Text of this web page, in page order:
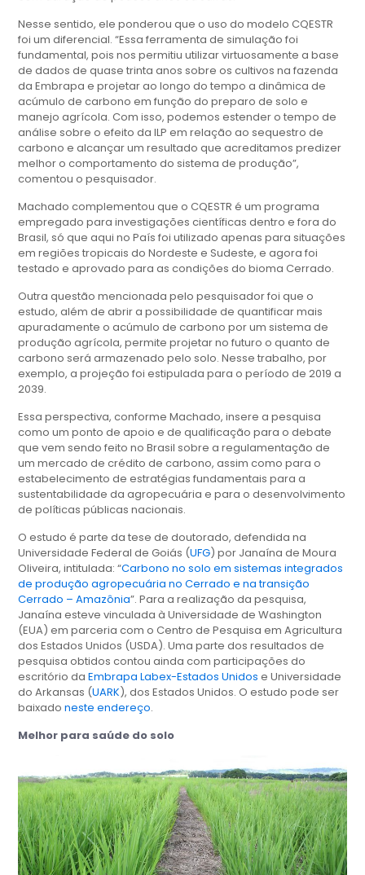
Nesse sentido, ele ponderou que o uso do modelo CQESTR
foi um diferencial. “Essa ferramenta de simulação foi
fundamental, pois nos permitiu utilizar virtuosamente a base
de dados de quase trinta anos sobre os cultivos na fazenda
da Embrapa e projetar ao longo do tempo a dinâmica de
acúmulo de carbono em função do preparo de solo e
manejo agrícola. Com isso, podemos estender o tempo de
análise sobre o efeito da ILP em relação ao sequestro de
carbono e alcançar um resultado que acreditamos predizer
melhor o comportamento do sistema de produção”,
comentou o pesquisador.
Machado complementou que o CQESTR é um programa
empregado para investigações científicas dentro e fora do
Brasil, só que aqui no País foi utilizado apenas para situações
em regiões tropicais do Nordeste e Sudeste, e agora foi
testado e aprovado para as condições do bioma Cerrado.
Outra questão mencionada pelo pesquisador foi que o
estudo, além de abrir a possibilidade de quantificar mais
apuradamente o acúmulo de carbono por um sistema de
produção agrícola, permite projetar no futuro o quanto de
carbono será armazenado pelo solo. Nesse trabalho, por
exemplo, a projeção foi estipulada para o período de 2019 a
2039.
Essa perspectiva, conforme Machado, insere a pesquisa
como um ponto de apoio e de qualificação para o debate
que vem sendo feito no Brasil sobre a regulamentação de
um mercado de crédito de carbono, assim como para o
estabelecimento de estratégias fundamentais para a
sustentabilidade da agropecuária e para o desenvolvimento
de políticas públicas nacionais.
O estudo é parte da tese de doutorado, defendida na
Universidade Federal de Goiás (UFG) por Janaína de Moura
Oliveira, intitulada: “Carbono no solo em sistemas integrados
de produção agropecuária no Cerrado e na transição
Cerrado – Amazônia”. Para a realização da pesquisa,
Janaína esteve vinculada à Universidade de Washington
(EUA) em parceria com o Centro de Pesquisa em Agricultura
dos Estados Unidos (USDA). Uma parte dos resultados de
pesquisa obtidos contou ainda com participações do
escritório daEmbrapa Labex-Estados Unidos e Universidade
do Arkansas (UARK), dos Estados Unidos. O estudo pode ser
baixadoneste endereço.
Melhor para saúde do solo